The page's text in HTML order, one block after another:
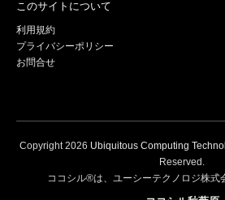
このサイトについて
利用規約
プライバシーポリシー
お問合せ
Copyright2026 Ubiquitous Computing
Reserved.
ココシル®は、ユーシーテクノロジ株式